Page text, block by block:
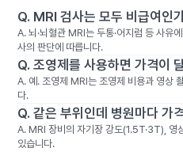
Q. MRI 검사는 모두 비급여인
A. 뇌·뇌혈관 MRI는 두통·어지럼 등 사유
사의 판단에 따릅니다.
Q. 조영제를 사용하면 가격이
A. 예. 조영제 MRI는 조영제 비용과 영상
다.
Q. 같은 부위인데 병원마다 가
A. MRI 장비의 자기장 강도(1.5T·3T), 영
있습니다.